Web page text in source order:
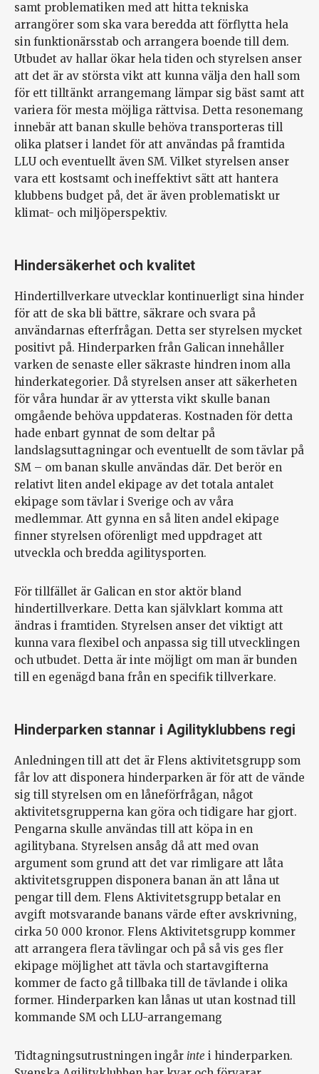
samt problematiken med att hitta tekniska
arrangörer som ska vara beredda att förflytta hela
sin funktionärsstab och arrangera boende till dem.
Utbudet av hallar ökar hela tiden och styrelsen anser
att det är av största vikt att kunna välja den hall som
för ett tilltänkt arrangemang lämpar sig bäst samt att
variera för mesta möjliga rättvisa. Detta resonemang
innebär att banan skulle behöva transporteras till
olika platser i landet för att användas på framtida
LLU och eventuellt även SM. Vilket styrelsen anser
vara ett kostsamt och ineffektivt sätt att hantera
klubbens budget på, det är även problematiskt ur
klimat- och miljöperspektiv.
Hindersäkerhet och kvalitet
Hindertillverkare utvecklar kontinuerligt sina hinder
för att de ska bli bättre, säkrare och svara på
användarnas efterfrågan. Detta ser styrelsen mycket
positivt på. Hinderparken från Galican innehåller
varken de senaste eller säkraste hindren inom alla
hinderkategorier. Då styrelsen anser att säkerheten
för våra hundar är av yttersta vikt skulle banan
omgående behöva uppdateras. Kostnaden för detta
hade enbart gynnat de som deltar på
landslagsuttagningar och eventuellt de som tävlar på
SM – om banan skulle användas där. Det berör en
relativt liten andel ekipage av det totala antalet
ekipage som tävlar i Sverige och av våra
medlemmar. Att gynna en så liten andel ekipage
finner styrelsen oförenligt med uppdraget att
utveckla och bredda agilitysporten.
För tillfället är Galican en stor aktör bland
hindertillverkare. Detta kan självklart komma att
ändras i framtiden. Styrelsen anser det viktigt att
kunna vara flexibel och anpassa sig till utvecklingen
och utbudet. Detta är inte möjligt om man är bunden
till en egenägd bana från en specifik tillverkare.
Hinderparken stannar i Agilityklubbens regi
Anledningen till att det är Flens aktivitetsgrupp som
får lov att disponera hinderparken är för att de vände
sig till styrelsen om en låneförfrågan, något
aktivitetsgrupperna kan göra och tidigare har gjort.
Pengarna skulle användas till att köpa in en
agilitybana. Styrelsen ansåg då att med ovan
argument som grund att det var rimligare att låta
aktivitetsgruppen disponera banan än att låna ut
pengar till dem. Flens Aktivitetsgrupp betalar en
avgift motsvarande banans värde efter avskrivning,
cirka 50 000 kronor. Flens Aktivitetsgrupp kommer
att arrangera flera tävlingar och på så vis ges fler
ekipage möjlighet att tävla och startavgifterna
kommer de facto gå tillbaka till de tävlande i olika
former. Hinderparken kan lånas ut utan kostnad till
kommande SM och LLU-arrangemang
Tidtagningsutrustningen ingår inte i hinderparken.